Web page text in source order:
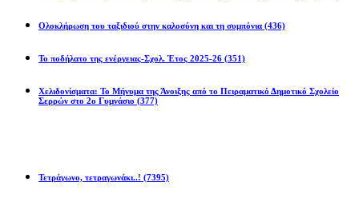
Ολοκλήρωση του ταξιδιού στην καλοσύνη και τη συμπόνια (436)
Το ποδήλατο της ενέργειας-Σχολ. Έτος 2025-26 (351)
Χελιδονίσματα: Το Μήνυμα της Άνοιξης από το Πειραματικό Δημοτικό Σχολείο
Σερρών στο 2ο Γυμνάσιο (377)
Τετράγωνο, τετραγωνάκι..! (7395)